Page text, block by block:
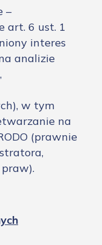
–
art. 6 ust. 1
interes
analizie
w tym
na
(prawnie